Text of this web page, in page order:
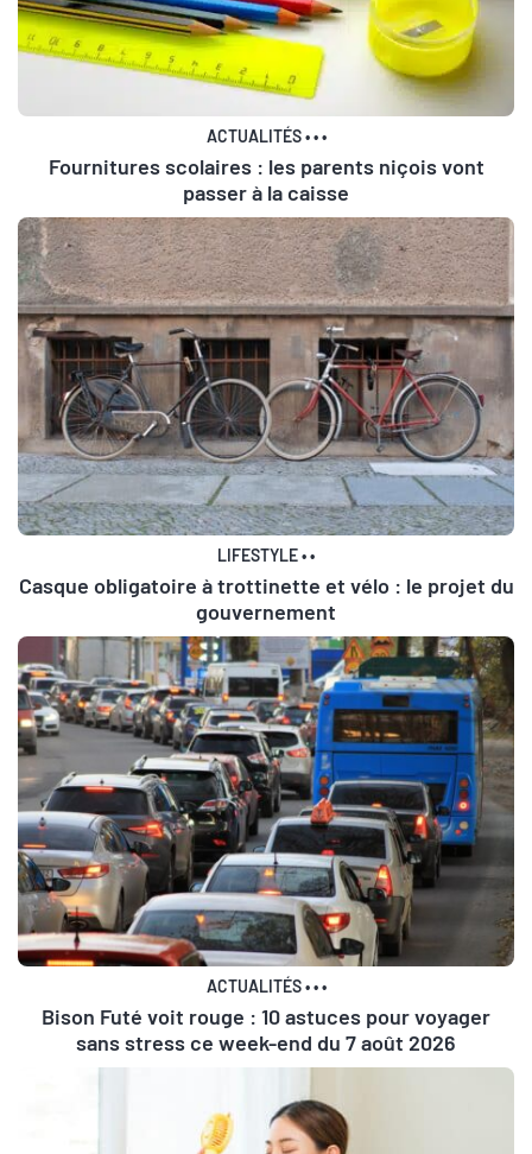
ACTUALITÉS•••
Fournitures scolaires : les parents niçois vont
passer à la caisse
LIFESTYLE••
Casque obligatoire à trottinette et vélo : le projet du
gouvernement
ACTUALITÉS•••
Bison Futé voit rouge : 10 astuces pour voyager
sans stress ce week-end du 7 août 2026